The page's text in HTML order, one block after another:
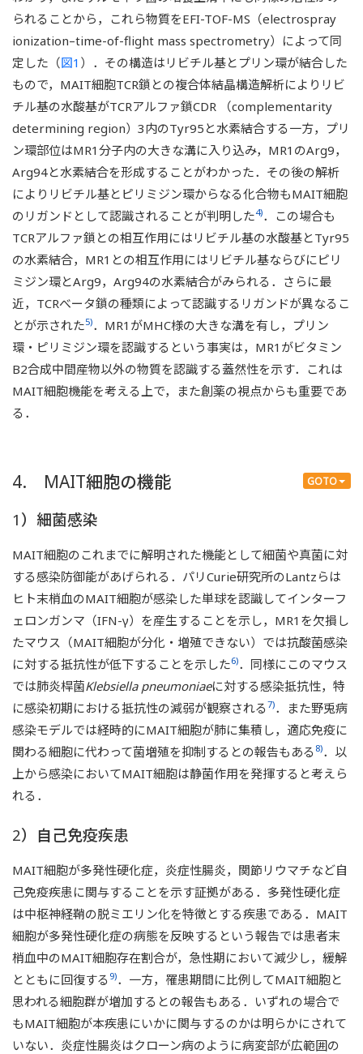
られることから，これら物質をEFI-TOF-MS（electrospray
ionization–time-of-flight mass spectrometry）によって同
定した（図1 ）．その構造はリビチル基とプリン環が結合した
もので，MAIT細胞TCR鎖との複合体結晶構造解析によりリビ
チル基の水酸基がTCRアルファ鎖CDR （complementarity
determining region）3内のTyr95と水素結合する一方，プリ
ン環部位はMR1分子内の大きな溝に入り込み，MR1のArg9，
Arg94と水素結合を形成することがわかった．その後の解析
によりリビチル基とピリミジン環からなる化合物もMAIT細胞
のリガンドとして認識されることが判明した4)．この場合も
TCRアルファ鎖との相互作用にはリビチル基の水酸基とTyr95
の水素結合，MR1との相互作用にはリビチル基ならびにピリ
ミジン環とArg9，Arg94の水素結合がみられる．さらに最
近，TCRべータ鎖の種類によって認識するリガンドが異なるこ
とが示された5)．MR1がMHC様の大きな溝を有し，プリン
環・ピリミジン環を認識するという事実は，MR1がビタミン
B2合成中間産物以外の物質を認識する蓋然性を示す．これは
MAIT細胞機能を考える上で，また創薬の視点からも重要であ
る．
GOTO
4. MAIT細胞の機能
1）細菌感染
MAIT細胞のこれまでに解明された機能として細菌や真菌に対
する感染防御能があげられる．パリCurie研究所のLantzらは
ヒト末梢血のMAIT細胞が感染した単球を認識してインターフ
ェロンガンマ（IFN-γ）を産生することを示し，MR1を欠損し
たマウス（MAIT細胞が分化・増殖できない）では抗酸菌感染
に対する抵抗性が低下することを示した6)．同様にこのマウス
では肺炎桿菌Klebsiella pneumoniaeに対する感染抵抗性，特
に感染初期における抵抗性の減弱が観察される 7)．また野兎病
感染モデルでは経時的にMAIT細胞が肺に集積し，適応免疫に
関わる細胞に代わって菌増殖を抑制するとの報告もある 8)．以
上から感染においてMAIT細胞は静菌作用を発揮すると考えら
れる．
2）自己免疫疾患
MAIT細胞が多発性硬化症，炎症性腸炎，関節リウマチなど自
己免疫疾患に関与することを示す証拠がある．多発性硬化症
は中枢神経鞘の脱ミエリン化を特徴とする疾患である．MAIT
細胞が多発性硬化症の病態を反映するという報告では患者末
梢血中のMAIT細胞存在割合が，急性期において減少し，緩解
とともに回復する 9)．一方，罹患期間に比例してMAIT細胞と
思われる細胞群が増加するとの報告もある．いずれの場合で
もMAIT細胞が本疾患にいかに関与するのかは明らかにされて
いない．炎症性腸炎はクローン病のように病変部が広範囲の